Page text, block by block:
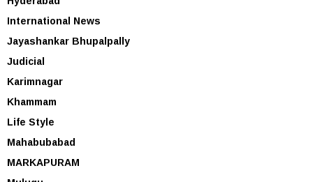
International News
Jayashankar Bhupalpally
Judicial
Karimnagar
Khammam
Life Style
Mahabubabad
MARKAPURAM